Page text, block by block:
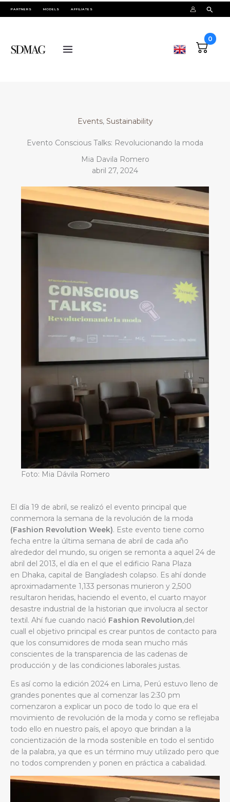
al
PARTNERS MODELS AFFILIATES
0
Events, Sustainability
Evento Conscious Talks: Revolucionando la moda
Mia Davila Romero
abril 27, 2024
Foto: Mia Dávila Romero
El día 19 de abril, se realizó el evento principal que
conmemora la semana de la revolución de la moda
(Fashion Revolution Week). Este evento tiene como
fecha entre la última semana de abril de cada año
alrededor del mundo, su origen se remonta a aquel 24 de
abril del 2013, el día en el que el edificio Rana Plaza
en Dhaka, capital de Bangladesh colapso. Es ahí donde
aproximadamente 1,133 personas murieron y 2,500
resultaron heridas, haciendo el evento, el cuarto mayor
desastre industrial de la historian que involucra al sector
textil. Ahí fue cuando nació Fashion Revolution,del
cuall el objetivo principal es crear puntos de contacto para
que los consumidores de moda sean mucho más
conscientes de la transparencia de las cadenas de
producción y de las condiciones laborales justas.
Es así como la edición 2024 en Lima, Perú estuvo lleno de
grandes ponentes que al comenzar las 2:30 pm
comenzaron a explicar un poco de todo lo que era el
movimiento de revolución de la moda y como se reflejaba
todo ello en nuestro país, el apoyo que brindan a la
concientización de la moda sostenible en todo el sentido
de la palabra, ya que es un término muy utilizado pero que
no todos comprenden y ponen en práctica a cabalidad.